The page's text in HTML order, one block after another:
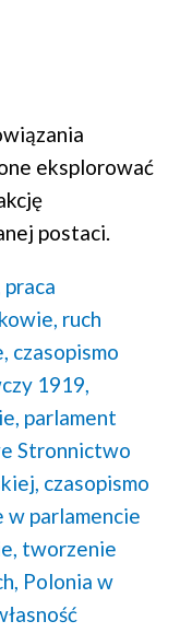
eksplorować
postaci.
praca
ruch
czasopismo
1919,
parlament
Stronnictwo
czasopismo
w parlamencie
tworzenie
Polonia w